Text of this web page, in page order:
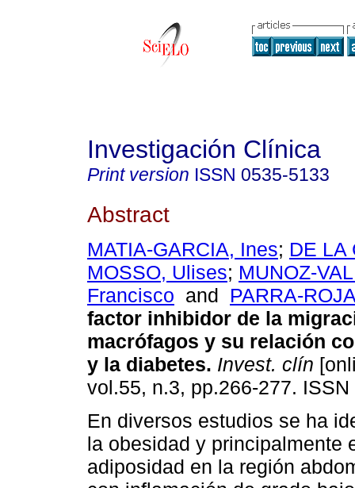
Investigación Clínica
Print version ISSN 0535-5133
Abstract
MATIA-GARCIA, Ines; DE LA
MOSSO, Ulises; MUNOZ-
Francisco and PARRA-
factor inhibidor de la
macrófagos y su relación
y la diabetes. Invest. clín
vol.55, n.3, pp.266-277.
En diversos estudios se ha
la obesidad y principalmente
adiposidad en la región